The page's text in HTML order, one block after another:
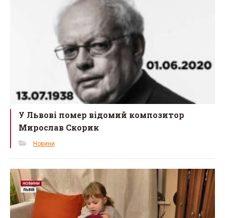
У Львові помер відомий композитор
Мирослав Скорик
Новини